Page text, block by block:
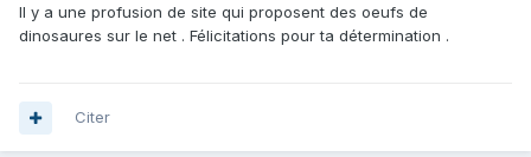
Il y a une profusion de site qui proposent des oeufs de
dinosaures sur le net . Félicitations pour ta détermination .
Citer